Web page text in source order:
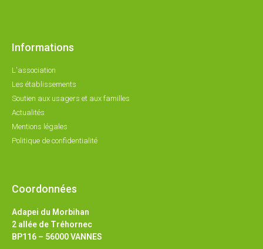
Informations
L'association
Les établissements
Soutien aux usagers et aux familles
Actualités
Mentions légales
Politique de confidentialité
Coordonnées
Adapei du Morbihan
2 allée de Tréhornec
BP116 – 56000 VANNES